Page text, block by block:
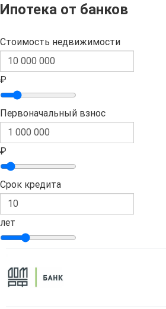
Ипотека от банков
Стоимость недвижимости
₽
Первоначальный взнос
₽
Срок кредита
лет